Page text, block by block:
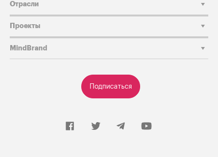
Подписаться
Отрасли
Проекты
MindBrand